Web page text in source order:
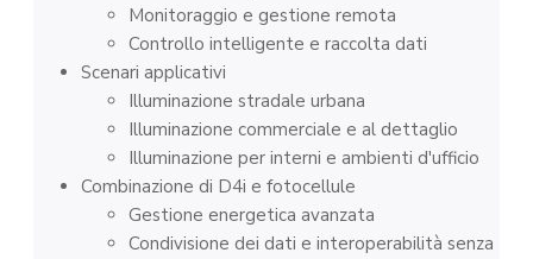
Monitoraggio e gestione remota
Controllo intelligente e raccolta dati
Scenari applicativi
Illuminazione stradale urbana
Illuminazione commerciale e al dettaglio
Illuminazione per interni e ambienti d'ufficio
Combinazione di D4i e fotocellule
Gestione energetica avanzata
Condivisione dei dati e interoperabilità senza